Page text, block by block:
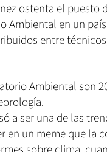
ostenta el
Ambiental en un
entre
Ambiental son
a ser una de las
en un meme que la